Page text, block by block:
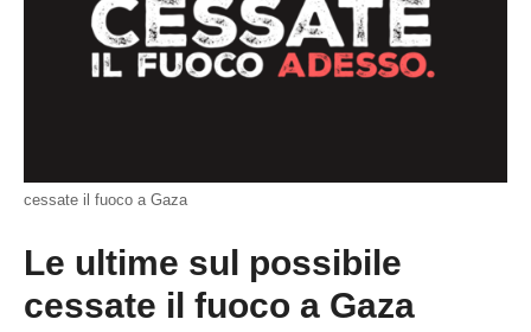
cessate il fuoco a Gaza
Le ultime sul possibile
cessate il fuoco a Gaza